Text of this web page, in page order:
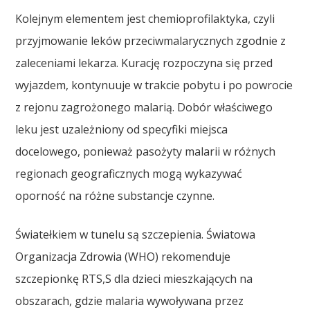
Kolejnym elementem jest chemioprofilaktyka, czyli
przyjmowanie leków przeciwmalarycznych zgodnie z
zaleceniami lekarza. Kurację rozpoczyna się przed
wyjazdem, kontynuuje w trakcie pobytu i po powrocie
z rejonu zagrożonego malarią. Dobór właściwego
leku jest uzależniony od specyfiki miejsca
docelowego, ponieważ pasożyty malarii w różnych
regionach geograficznych mogą wykazywać
oporność na różne substancje czynne.
Światełkiem w tunelu są szczepienia. Światowa
Organizacja Zdrowia (WHO) rekomenduje
szczepionkę RTS,S dla dzieci mieszkających na
obszarach, gdzie malaria wywoływana przez